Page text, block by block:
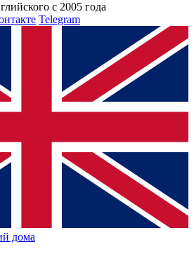
с 2005 года
Telegram
дома